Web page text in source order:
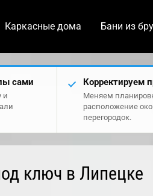
Каркасные дома Бани из
сами
и
Корректируем
Меняем
расположение
перегородок.
ключ в Липецке